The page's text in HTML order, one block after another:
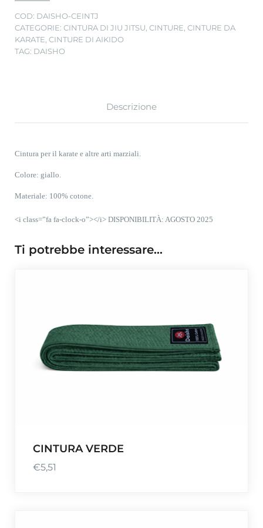
COD: DAISHO-CEINTJ
CATEGORIE: CINTURA DI JIU JITSU, CINTURE, CINTURE DA
KARATE, CINTURE DI AIKIDO
TAG: DAISHO
Descrizione
Cintura per il karate e altre arti marziali.
Colore: giallo.
Materiale: 100% cotone.
<i class=”fa fa-clock-o”></i> DISPONIBILITÀ: AGOSTO 2025
Ti potrebbe interessare…
CINTURA VERDE
€5,51